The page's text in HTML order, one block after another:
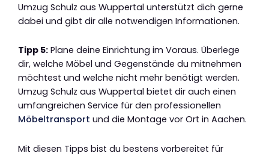
Umzug Schulz aus Wuppertal unterstützt dich gerne
dabei und gibt dir alle notwendigen Informationen.
Tipp 5: Plane deine Einrichtung im Voraus. Überlege
dir, welche Möbel und Gegenstände du mitnehmen
möchtest und welche nicht mehr benötigt werden.
Umzug Schulz aus Wuppertal bietet dir auch einen
umfangreichen Service für den professionellen
Möbeltransport und die Montage vor Ort in Aachen.
Mit diesen Tipps bist du bestens vorbereitet für